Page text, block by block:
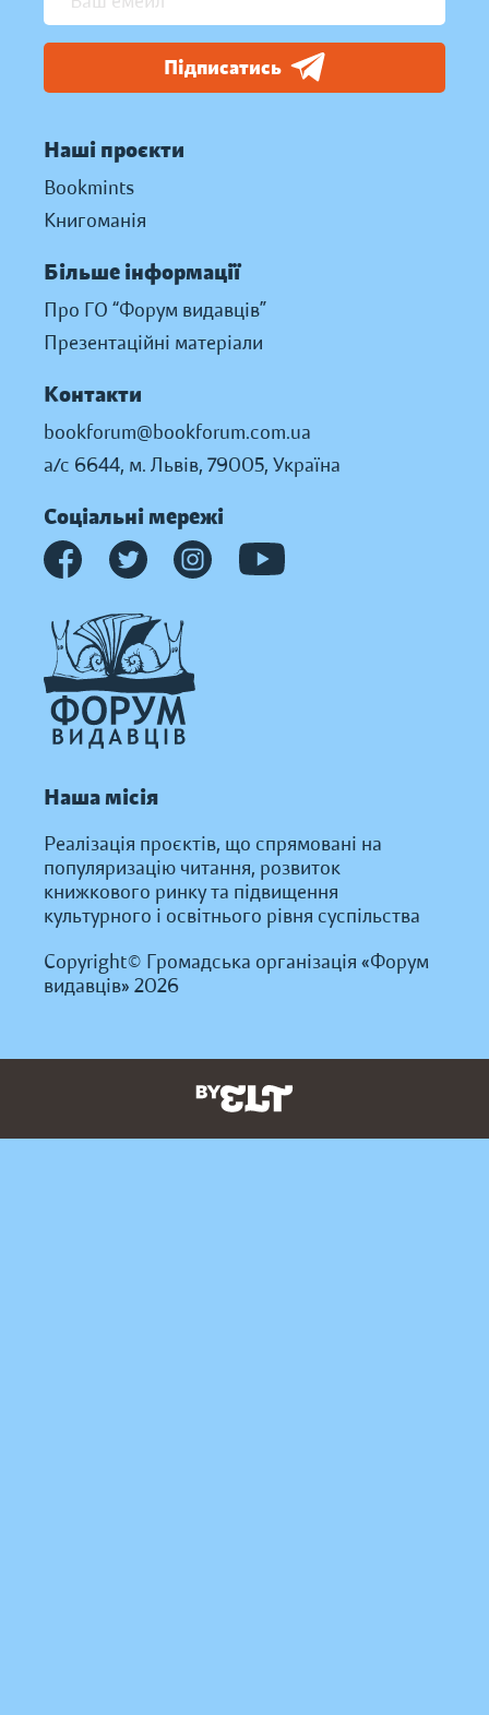
Підписатись
Наші проєкти
Bookmints
Книгоманія
Більше інформації
Про ГО “Форум видавців”
Презентаційні матеріали
Контакти
bookforum@bookforum.com.ua
а/с 6644, м. Львів, 79005, Україна
Соціальні мережі
Наша місія
Реалізація проєктів, що спрямовані на
популяризацію читання, розвиток
книжкового ринку та підвищення
культурного і освітнього рівня суспільства
Copyright© Громадська організація «Форум
видавців» 2026